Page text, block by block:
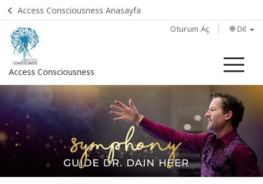
Access Consciousness Anasayfa
Oturum Aç 🌐 Dil
Access Consciousness
Hesabınızda
oturum
açın